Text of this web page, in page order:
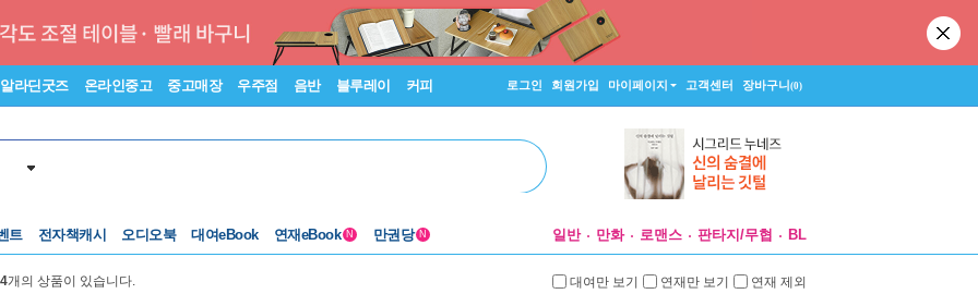
알라딘굿즈 온라인중고 중고매장 우주점 음반 블루레이 커피 로그인 회원가입 마이페이지 고객센터 장바구니(0)
트 전자책캐시 오디오북 대여eBook 연재eBook N 만권당 N 일반 만화 로맨스 판타지/무협 BL
개의 상품이 있습니다. 대여만 보기 연재만 보기 연재 제외